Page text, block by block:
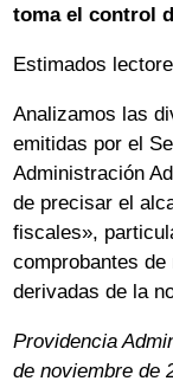
toma el control
Estimados
Analizamos las
emitidas por el
Administración
de precisar el
fiscales»,
comprobantes
derivadas de la
Providencia
de noviembre de